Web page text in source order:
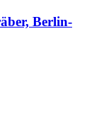
Berlin-